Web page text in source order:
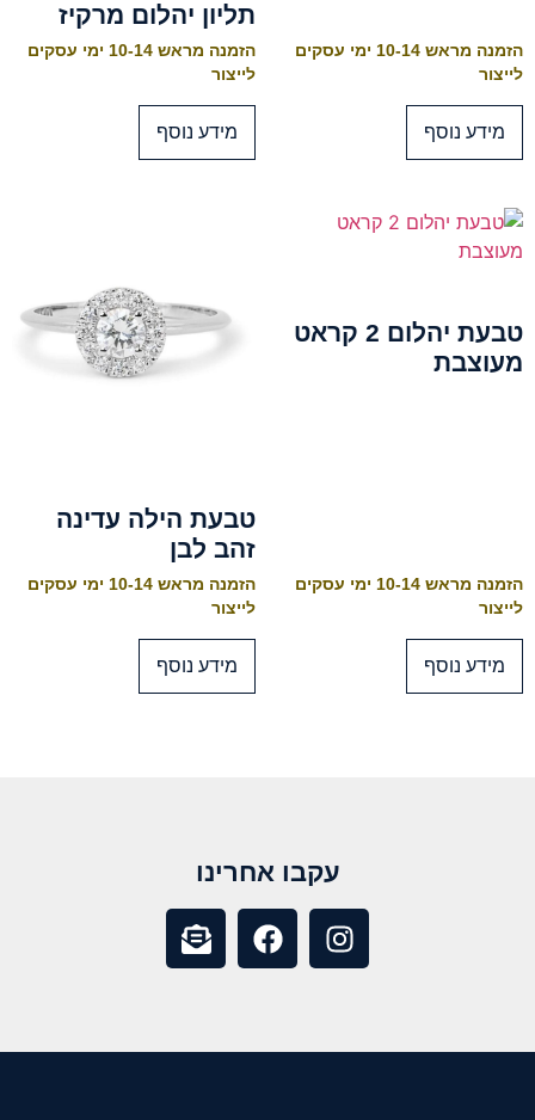
הזמנה מראש 10-14 ימי עסקים
לייצור
מידע נוסף
תליון יהלום מרקיז
הזמנה מראש 10-14 ימי עסקים
לייצור
מידע נוסף
טבעת יהלום 2 קראט
מעוצבת
הזמנה מראש 10-14 ימי עסקים
לייצור
מידע נוסף
טבעת הילה עדינה
זהב לבן
הזמנה מראש 10-14 ימי עסקים
לייצור
מידע נוסף
עקבו אחרינו